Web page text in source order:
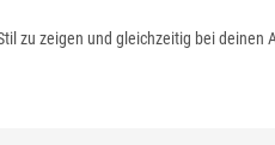
zu zeigen und gleichzeitig bei